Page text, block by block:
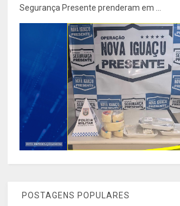
Segurança Presente prenderam em ...
POSTAGENS POPULARES